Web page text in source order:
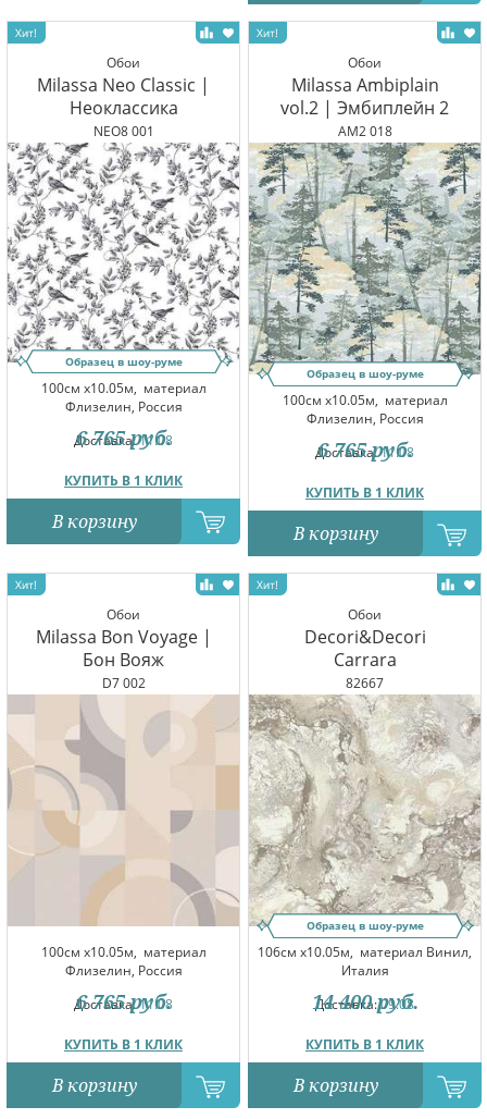
Обои
Milassa Neo Classic |
Неоклассика
NEO8 001
Образец в шоу-руме
100см x10.05м, материал
Флизелин, Россия
Доставка:11.08
КУПИТЬ В 1 КЛИК
6 765 руб.
В корзину
Обои
Milassa Ambiplain
vol.2 | Эмбиплейн 2
AM2 018
Образец в шоу-руме
100см x10.05м, материал
Флизелин, Россия
Доставка:11.08
КУПИТЬ В 1 КЛИК
6 765 руб.
В корзину
Обои
Milassa Bon Voyage |
Бон Вояж
D7 002
100см x10.05м, материал
Флизелин, Россия
Доставка:11.08
КУПИТЬ В 1 КЛИК
6 765 руб.
В корзину
Обои
Decori&Decori
Carrara
82667
Образец в шоу-руме
106см x10.05м, материал Винил,
Италия
Доставка:09.08
КУПИТЬ В 1 КЛИК
14 400 руб.
В корзину